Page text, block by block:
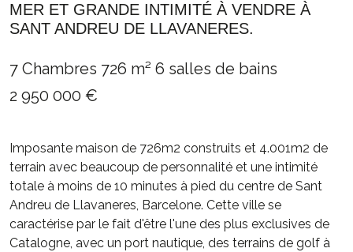
MER ET GRANDE INTIMITÉ À VENDRE À
SANT ANDREU DE LLAVANERES.
7 Chambres 726 m² 6 salles de bains
2 950 000 €
Imposante maison de 726m2 construits et 4.001m2 de
terrain avec beaucoup de personnalité et une intimité
totale à moins de 10 minutes à pied du centre de Sant
Andreu de Llavaneres, Barcelone. Cette ville se
caractérise par le fait d'être l'une des plus exclusives de
Catalogne, avec un port nautique, des terrains de golf à